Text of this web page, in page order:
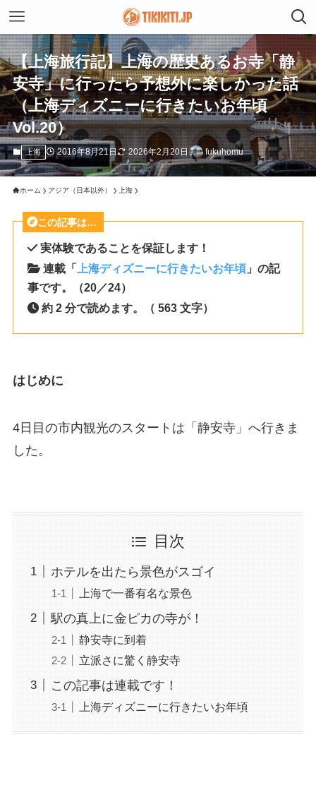
【上海旅行記】上海の歴史あるお寺「静
安寺」に行ったら予想外に楽しかった話
（上海ディズニーに行きたいお年頃
Vol.20）
上海 2016年8月21日 2026年2月20日 fukuhomu
ホーム アジア（日本以外） 上海
この記事は…
実体験であることを保証します！
連載「 上海ディズニーに行きたいお年頃 」の記
事です。（20／24）
約 2 分で読めます。（ 563 文字）
はじめに
4日目の市内観光のスタートは「静安寺」へ行きま
した。
目次
ホテルを出たら景色がスゴイ
上海で一番有名な景色
駅の真上に金ピカの寺が！
静安寺に到着
立派さに驚く静安寺
この記事は連載です！
上海ディズニーに行きたいお年頃